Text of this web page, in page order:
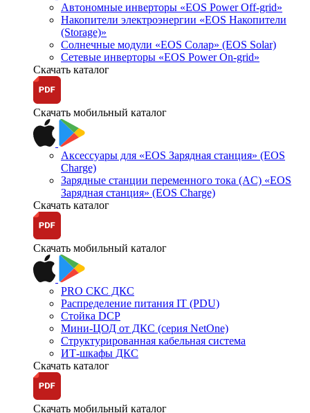
Автономные инверторы «EOS Power Off-grid»
Накопители электроэнергии «EOS Накопители
(Storage)»
Солнечные модули «EOS Солар» (EOS Solar)
Сетевые инверторы «EOS Power On-grid»
Скачать каталог
Скачать мобильный каталог
Аксессуары для «EOS Зарядная станция» (EOS
Charge)
Зарядные станции переменного тока (AC) «EOS
Зарядная станция» (EOS Charge)
Скачать каталог
Скачать мобильный каталог
PRO СКС ДКС
Распределение питания IT (PDU)
Стойка DCP
Мини-ЦОД от ДКС (серия NetOne)
Структурированная кабельная система
ИТ-шкафы ДКС
Скачать каталог
Скачать мобильный каталог